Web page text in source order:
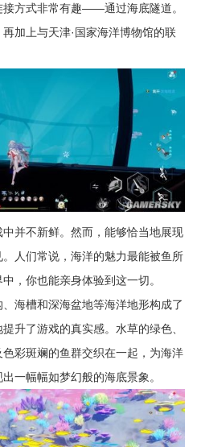
方式非常有趣——通过海底隧道。
加上与天津·国家海洋博物馆的联
并不新鲜。然而，能够恰当地展现
人们常说，海洋的魅力最能被鱼所
，你也能亲身体验到这一切。
海槽和深海盆地等海洋地形构成了
升了游戏的真实感。水草的绿色、
彩斑斓的鱼群交织在一起，为海洋
一幅幅如梦幻般的海底景象。